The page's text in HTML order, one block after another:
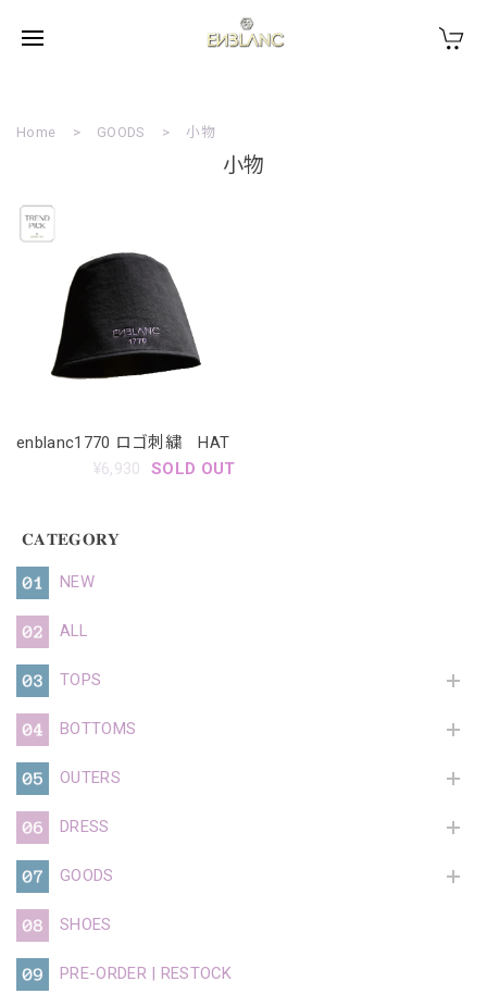
Home GOODS 小物
小物
enblanc1770 ロゴ刺繍 HAT
¥6,930
SOLD OUT
𝐂𝐀𝐓𝐄𝐆𝐎𝐑𝐘
NEW
ALL
TOPS
BOTTOMS
OUTERS
DRESS
GOODS
SHOES
PRE-ORDER | RESTOCK